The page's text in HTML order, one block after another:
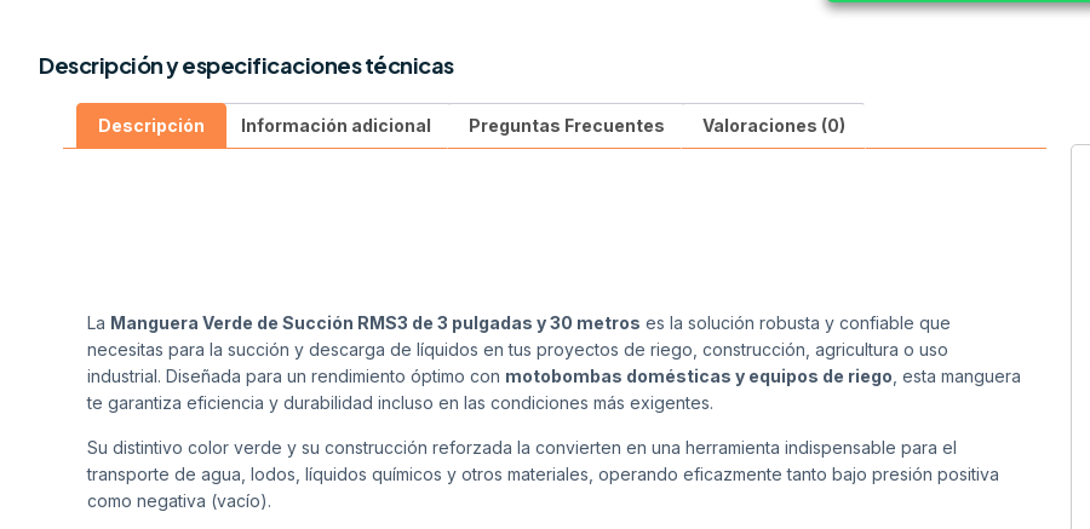
Descripción y especificaciones técnicas
Descripción Información adicional Preguntas Frecuentes Valoraciones (0)
La Manguera Verde de Succión RMS3 de 3 pulgadas y 30 metros es la solución robusta y confiable que
necesitas para la succión y descarga de líquidos en tus proyectos de riego, construcción, agricultura o uso
industrial. Diseñada para un rendimiento óptimo con motobombas domésticas y equipos de riego , esta manguera
te garantiza eficiencia y durabilidad incluso en las condiciones más exigentes.
Su distintivo color verde y su construcción reforzada la convierten en una herramienta indispensable para el
transporte de agua, lodos, líquidos químicos y otros materiales, operando eficazmente tanto bajo presión positiva
como negativa (vacío).